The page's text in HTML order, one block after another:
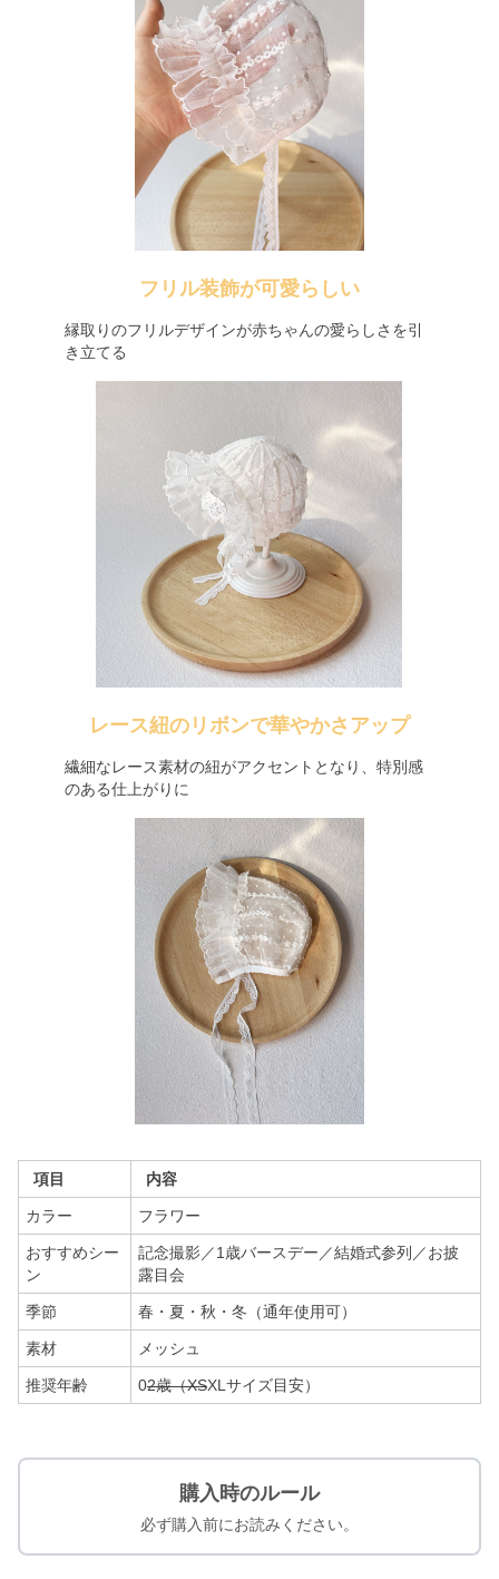
フリル装飾が可愛らしい
縁取りのフリルデザインが赤ちゃんの愛らしさを引
き立てる
レース紐のリボンで華やかさアップ
繊細なレース素材の紐がアクセントとなり、特別感
のある仕上がりに
項目 内容
カラー フラワー
おすすめシー
ン
記念撮影／1歳バースデー／結婚式参列／お披
露目会
季節 春・夏・秋・冬（通年使用可）
素材 メッシュ
推奨年齢 02歳（XSXLサイズ目安）
購入時のルール
必ず購入前にお読みください。